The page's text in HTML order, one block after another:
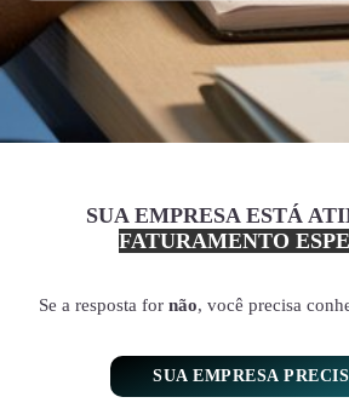
SUA EMPRESA ESTÁ
FATURAMENTO
Se a resposta for não, você precisa
SUA EMPRESA